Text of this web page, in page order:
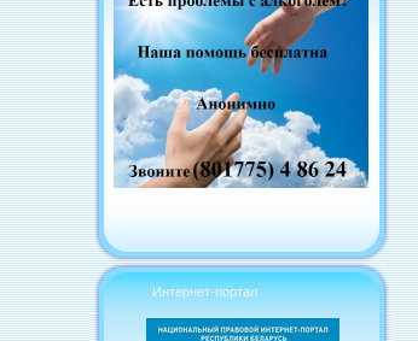
Интернет-портал